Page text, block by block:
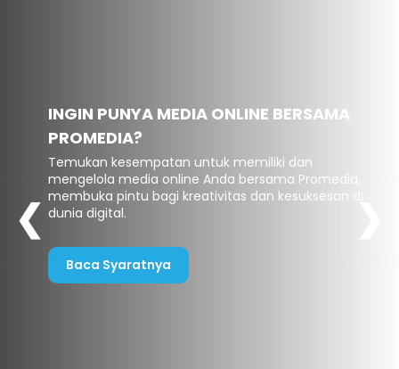
INGIN PUNYA MEDIA ONLINE BERSAMA
PROMEDIA?
Temukan kesempatan untuk memiliki dan
mengelola media online Anda bersama Promedia,
membuka pintu bagi kreativitas dan kesuksesan di
dunia digital.
Baca Syaratnya
❮